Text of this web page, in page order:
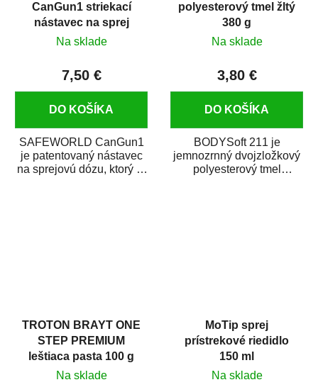
CanGun1 striekací
nástavec na sprej
Na sklade
7,50 €
DO KOŠÍKA
SAFEWORLD CanGun1
je patentovaný nástavec
na sprejovú dózu, ktorý ju
polyesterový tmel žltý
380 g
Na sklade
3,80 €
DO KOŠÍKA
BODYSoft 211 je
jemnozrnný dvojzložkový
polyesterový tmel
TROTON BRAYT ONE
STEP PREMIUM
leštiaca pasta 100 g
Na sklade
MoTip sprej
prístrekové riedidlo
150 ml
Na sklade